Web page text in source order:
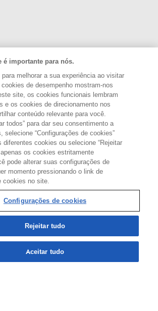
Configurações de cookies
APOIO:
REALIZAÇÃO:
POLÍTICA DE PRIVACIDADE
ATENDIMENTO AO CLIENTE (SAC)
é importante para nós.
melhorar a sua experiência ao visitar
de desempenho mostram-nos
site, os cookies funcionais lembram
e os cookies de direcionamento nos
conteúdo relevante para você.
todos” para dar seu consentimento a
selecione “Configurações de cookies”
diferentes cookies ou selecione “Rejeitar
os cookies estritamente
pode alterar suas configurações de
momento pressionando o link de
cookies no site.
Configurações de cookies
Rejeitar tudo
Aceitar tudo